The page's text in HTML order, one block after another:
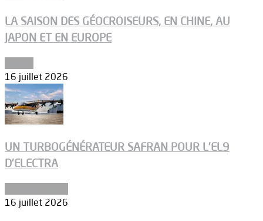
LA SAISON DES GÉOCROISEURS, EN CHINE, AU
JAPON ET EN EUROPE
16 juillet 2026
UN TURBOGÉNÉRATEUR SAFRAN POUR L’EL9
D’ELECTRA
16 juillet 2026